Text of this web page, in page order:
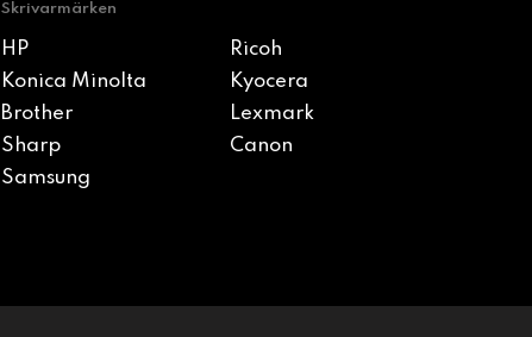
Skrivarmärken
HP
Ricoh
Konica Minolta
Kyocera
Brother
Lexmark
Sharp
Canon
Samsung